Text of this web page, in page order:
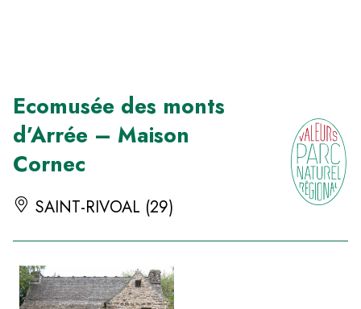
Ecomusée des monts
d’Arrée – Maison
Cornec
SAINT-RIVOAL (29)